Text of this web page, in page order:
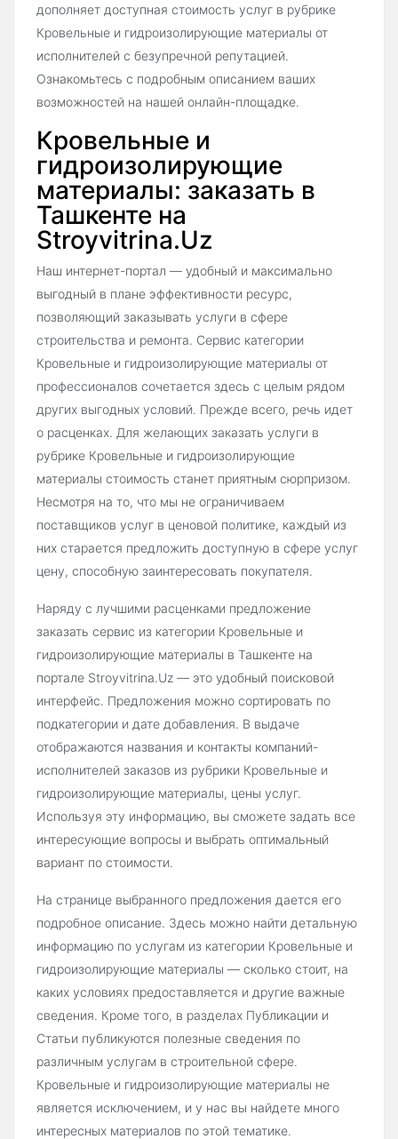
дополняет доступная стоимость услуг в рубрике
Кровельные и гидроизолирующие материалы от
исполнителей с безупречной репутацией.
Ознакомьтесь с подробным описанием ваших
возможностей на нашей онлайн-площадке.
Кровельные и
гидроизолирующие
материалы: заказать в
Ташкенте на
Stroyvitrina.Uz
Наш интернет-портал — удобный и максимально
выгодный в плане эффективности ресурс,
позволяющий заказывать услуги в сфере
строительства и ремонта. Сервис категории
Кровельные и гидроизолирующие материалы от
профессионалов сочетается здесь с целым рядом
других выгодных условий. Прежде всего, речь идет
о расценках. Для желающих заказать услуги в
рубрике Кровельные и гидроизолирующие
материалы стоимость станет приятным сюрпризом.
Несмотря на то, что мы не ограничиваем
поставщиков услуг в ценовой политике, каждый из
них старается предложить доступную в сфере услуг
цену, способную заинтересовать покупателя.
Наряду с лучшими расценками предложение
заказать сервис из категории Кровельные и
гидроизолирующие материалы в Ташкенте на
портале Stroyvitrina.Uz — это удобный поисковой
интерфейс. Предложения можно сортировать по
подкатегории и дате добавления. В выдаче
отображаются названия и контакты компаний-
исполнителей заказов из рубрики Кровельные и
гидроизолирующие материалы, цены услуг.
Используя эту информацию, вы сможете задать все
интересующие вопросы и выбрать оптимальный
вариант по стоимости.
На странице выбранного предложения дается его
подробное описание. Здесь можно найти детальную
информацию по услугам из категории Кровельные и
гидроизолирующие материалы — сколько стоит, на
каких условиях предоставляется и другие важные
сведения. Кроме того, в разделах Публикации и
Статьи публикуются полезные сведения по
различным услугам в строительной сфере.
Кровельные и гидроизолирующие материалы не
является исключением, и у нас вы найдете много
интересных материалов по этой тематике.